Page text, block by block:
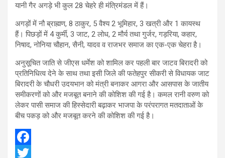
यानी गैर अगड़े भी कुल 28 चेहरे ही मंत्रिमंडल में हैं।
अगड़ों में नौ ब्राह्मण, 8 ठाकुर, 5 वैश्य 2 भूमिहार, 3 खत्री और 1 कायस्थ
हैं। पिछड़ों में 4 कुर्मी, 3 जाट, 2 लोध, 2 मौर्य तथा गुर्जर, गड़रिया, कहार,
निषाद, नोनिया चौहान, सैनी, यादव व राजभर समाज का एक-एक चेहरा है।
अनुसूचित जाति से जीएस धर्मेश को शामिल कर पहली बार जाटव बिरादरी को
प्रतिनिधित्व देने के साथ तथा इसी जिले की फतेहपुर सीकरी से विधायक जाट
बिरादरी के चौधरी उदयभान को मंत्री बनाकर आगरा और आसपास के जातीय
समीकरणों को और मजबूत बनाने की कोशिश की गई है। कमल रानी वरुण को
लेकर पासी समाज की हिस्सेदारी बढ़ाकर भाजपा के परंपरागत मतदाताओं के
बीच पकड़ को और मजबूत करने की कोशिश की गई है।
F